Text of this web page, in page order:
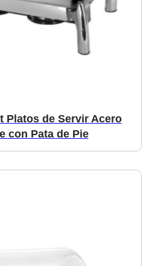
Platos de Servir Acero
con Pata de Pie